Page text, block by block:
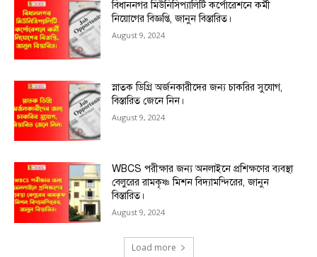
বিধাননগর মিউনিসিপ্যালিটি কর্পোরেশনে কর্মী
নিয়োগের বিজ্ঞপ্তি, জানুন বিস্তারিত।
August 9, 2024
স্নাতক ডিগ্রি অর্জনকারীদের জন্য চাকরির সুযোগ,
বিস্তারিত জেনে নিন।
August 9, 2024
WBCS পরীক্ষার জন্য অনলাইনে প্রশিক্ষণের ব্যবস্থা
বেলুরের রামকৃষ্ণ মিশন বিদ্যামন্দিরের, জানুন
বিস্তারিত।
August 9, 2024
Load more